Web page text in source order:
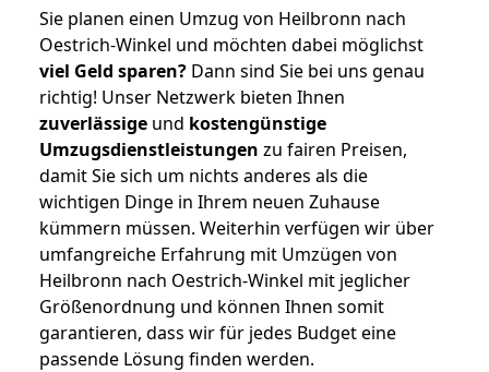
Sie planen einen Umzug von Heilbronn nach
Oestrich-Winkel und möchten dabei möglichst
viel Geld sparen? Dann sind Sie bei uns genau
richtig! Unser Netzwerk bieten Ihnen
zuverlässige und kostengünstige
Umzugsdienstleistungen zu fairen Preisen,
damit Sie sich um nichts anderes als die
wichtigen Dinge in Ihrem neuen Zuhause
kümmern müssen. Weiterhin verfügen wir über
umfangreiche Erfahrung mit Umzügen von
Heilbronn nach Oestrich-Winkel mit jeglicher
Größenordnung und können Ihnen somit
garantieren, dass wir für jedes Budget eine
passende Lösung finden werden.